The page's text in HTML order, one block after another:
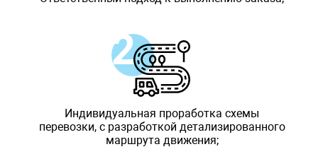
Индивидуальная проработка схемы
перевозки, с разработкой детализированного
маршрута движения;